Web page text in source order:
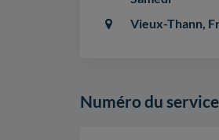
Vieux-Thann,
Numéro du